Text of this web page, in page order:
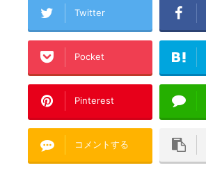
Twitter
Pocket
Pinterest
コメントする